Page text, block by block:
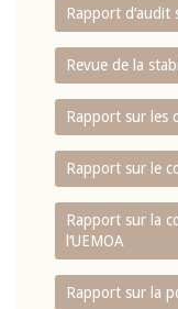
Rapport d‘audit
Revue de la
Rapport sur les
Rapport sur le
Rapport sur la
l‘UEMOA
Rapport sur la